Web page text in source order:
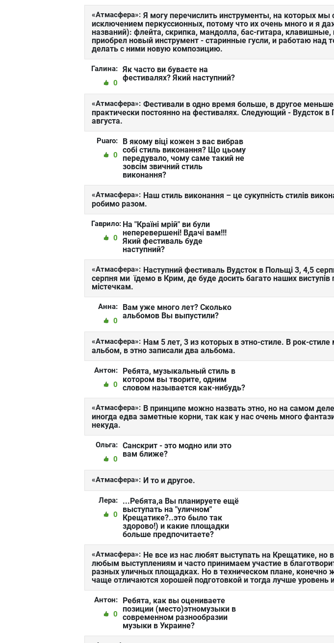
«Атмасфера»: Я могу перечислить инструменты, на которых мы
исключением перкуссионных, потому что их очень много и я
названий): флейта, скрипка, мандолла, бас-гитара, клавишные,
приобрел новый инструмент - старинные гусли, и работаю над
делать с ними новую композицию.
Галина:
0
Як часто ви буваєте на
фестивалях? Який наступний?
«Атмасфера»: Фестивали в одно время больше, в другое
практически постоянно на фестивалях. Следующий - Вудсток в
августа.
Puaro:
0
В якому віці кожен з вас вибрав
собі стиль виконання? Що цьому
передувало, чому саме такий не
зовсім звичний стиль
виконання?
«Атмасфера»: Наш стиль виконання – це сукупність стилів
робимо разом.
Гаврило:
0
На "Країні мрій" ви були
неперевершені! Вдачі вам!!!
Який фестиваль буде
наступний?
«Атмасфера»: Наступний фестиваль Вудсток в Польщі 3, 4,5
серпня ми їдемо в Крим, де буде досить багато наших виступів
містечкам.
Анна:
0
Вам уже много лет? Сколько
альбомов Вы выпустили?
«Атмасфера»: Нам 5 лет, 3 из которых в этно-стиле. В рок-
альбом, в этно записали два альбома.
Антон:
0
Ребята, музыкальный стиль в
котором вы творите, одним
словом называется как-нибудь?
«Атмасфера»: В принципе можно назвать этно, но на самом
иногда едва заметные корни, так как у нас очень много
некуда.
Ольга:
0
Санскрит - это модно или это
вам ближе?
«Атмасфера»: И то и другое.
Лера:
0
...Ребята,а Вы планируете ещё
выступать на "уличном"
Крещатике?..это было так
здорово!) и какие площадки
больше предпочитаете?
«Атмасфера»: Не все из нас любят выступать на Крещатике,
любым выступлениям и часто принимаем участие в
разных уличных площадках. Но в техническом плане, конечно
чаще отличаются хорошей подготовкой и тогда лучше уровень
Антон:
0
Ребята, как вы оцениваете
позиции (место)этномузыки в
современном разнообразии
музыки в Украине?